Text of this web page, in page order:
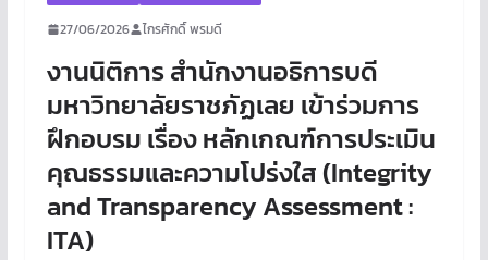
27/06/2026 ไกรศักดิ์ พรมดี
งานนิติการ สำนักงานอธิการบดี
มหาวิทยาลัยราชภัฏเลย เข้าร่วมการ
ฝึกอบรม เรื่อง หลักเกณฑ์การประเมิน
คุณธรรมและความโปร่งใส (Integrity
and Transparency Assessment :
ITA)